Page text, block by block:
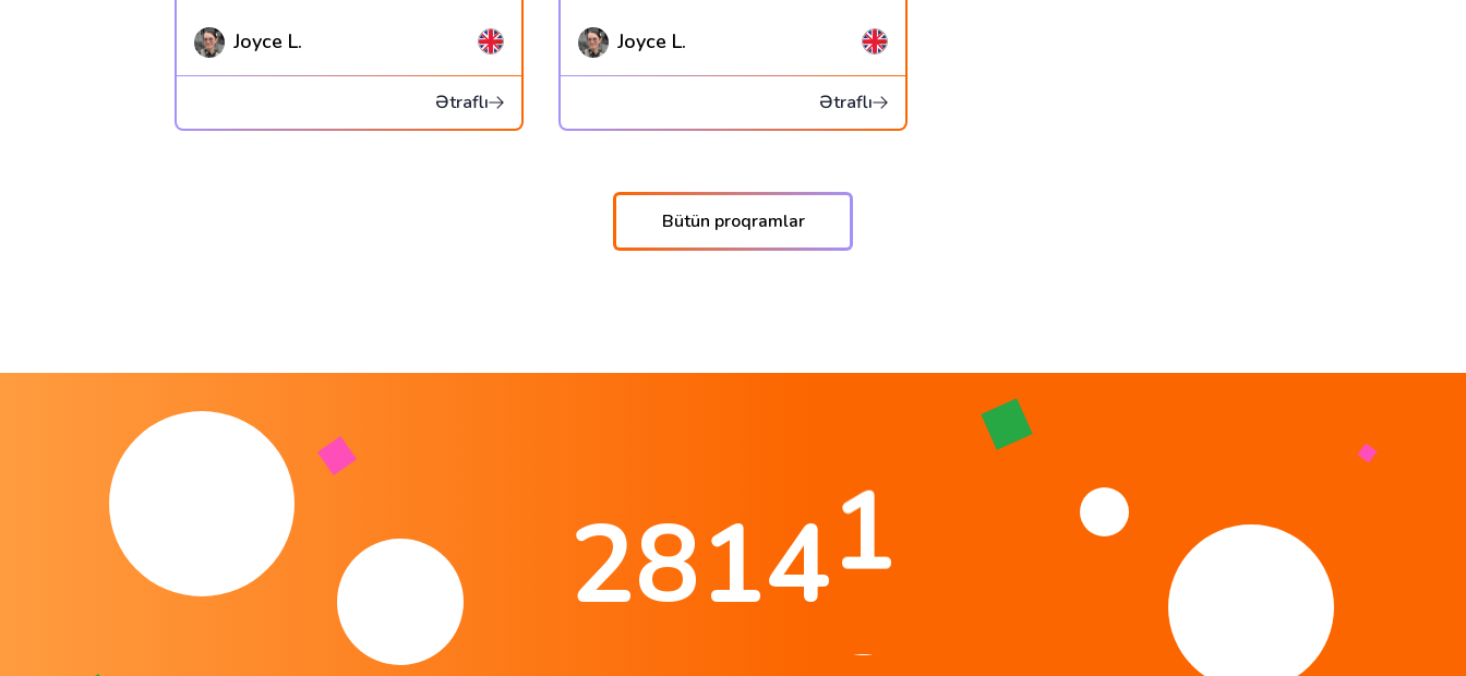
Joyce L.
Ətraflı
Joyce L.
Ətraflı
Bütün proqramlar
2814
1
2